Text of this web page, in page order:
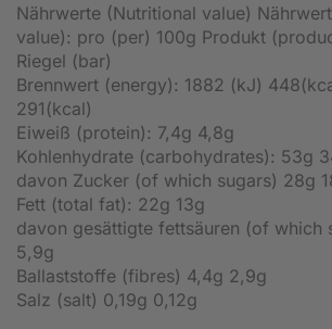
Nährwerte (Nutritional value)
value): pro (per) 100g Produkt
Riegel (bar)
Brennwert (energy): 1882 (kJ)
291(kcal)
Eiweiß (protein): 7,4g 4,8g
Kohlenhydrate (carbohydrates): 53g
davon Zucker (of which sugars) 28g
Fett (total fat): 22g 13g
davon gesättigte fettsäuren (of which
5,9g
Ballaststoffe (fibres) 4,4g 2,9g
Salz (salt) 0,19g 0,12g